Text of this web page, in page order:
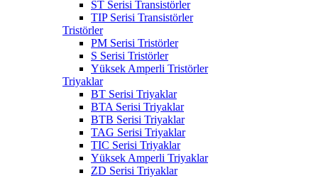
ST Serisi Transistörler
TIP Serisi Transistörler
Tristörler
PM Serisi Tristörler
S Serisi Tristörler
Yüksek Amperli Tristörler
Triyaklar
BT Serisi Triyaklar
BTA Serisi Triyaklar
BTB Serisi Triyaklar
TAG Serisi Triyaklar
TIC Serisi Triyaklar
Yüksek Amperli Triyaklar
ZD Serisi Triyaklar